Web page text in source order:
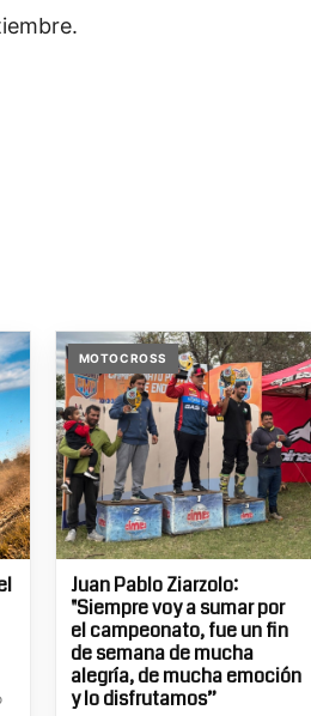
MOTOCROSS
Juan Pablo Ziarzolo:
"Siempre voy a sumar por
el campeonato, fue un fin
de semana de mucha
alegría, de mucha emoción
y lo disfrutamos”